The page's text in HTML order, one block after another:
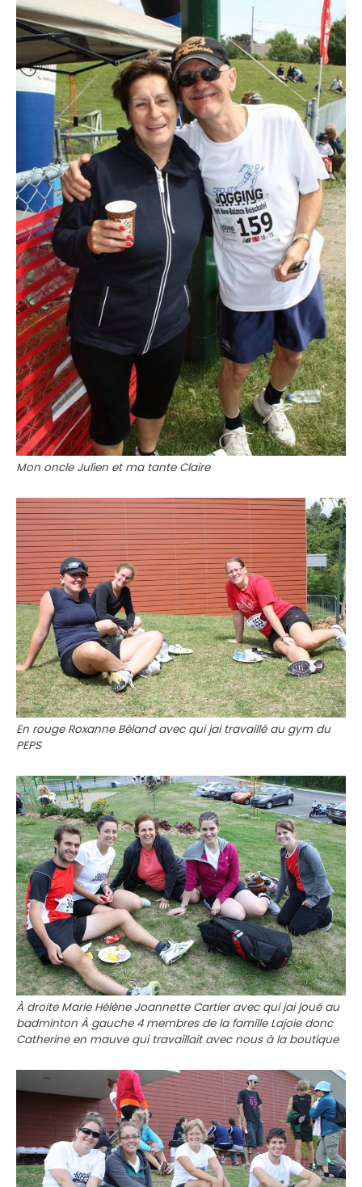
Mon oncle Julien et ma tante Claire
En rouge Roxanne Béland avec qui jai travaillé au gym du
PEPS
À droite Marie Hélène Joannette Cartier avec qui jai joué au
badminton À gauche 4 membres de la famille Lajoie donc
Catherine en mauve qui travaillait avec nous à la boutique